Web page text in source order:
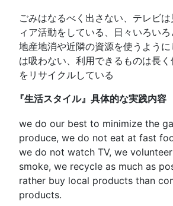
ごみはなるべく出さない、テレビ
ィア活動をしている、日々いろいろ
地産地消や近隣の資源を使うよう
は吸わない、利用できるものは長
をリサイクルしている
『生活スタイル』具体的な実践内容
we do our best to minimize the
produce, we do not eat at fast
we do not watch TV, we
smoke, we recycle as much as
rather buy local products than
products.